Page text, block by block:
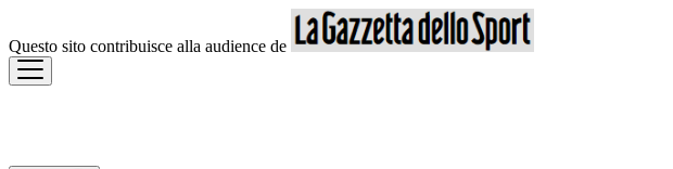
Questo sito contribuisce alla audience de